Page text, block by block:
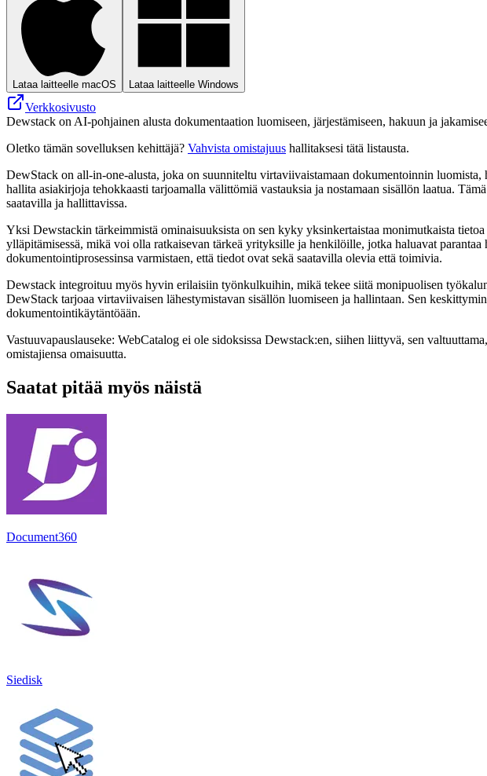
Lataa laitteelle macOS Lataa laitteelle Windows
Verkkosivusto
Dewstack on AI-pohjainen alusta dokumentaation luomiseen, järjestämiseen, hakuun ja
Oletko tämän sovelluksen kehittäjä? Vahvista omistajuus hallitaksesi tätä listausta.
DewStack on all-in-one-alusta, joka on suunniteltu virtaviivaistamaan dokumentoinnin
hallita asiakirjoja tehokkaasti tarjoamalla välittömiä vastauksia ja nostamaan sisällön laatua.
saatavilla ja hallittavissa.
Yksi Dewstackin tärkeimmistä ominaisuuksista on sen kyky yksinkertaistaa monimutkaista
ylläpitämisessä, mikä voi olla ratkaisevan tärkeä yrityksille ja henkilöille, jotka haluavat
dokumentointiprosessinsa varmistaen, että tiedot ovat sekä saatavilla olevia että toimivia.
Dewstack integroituu myös hyvin erilaisiin työnkulkuihin, mikä tekee siitä monipuolisen
DewStack tarjoaa virtaviivaisen lähestymistavan sisällön luomiseen ja hallintaan. Sen
dokumentointikäytäntöään.
Vastuuvapauslauseke: WebCatalog ei ole sidoksissa Dewstack:en, siihen liittyvä, sen
omistajiensa omaisuutta.
Saatat pitää myös näistä
Document360
Siedisk